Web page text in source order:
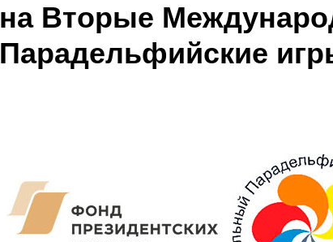
на Вторые
Парадельфийские